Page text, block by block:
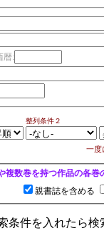
暦:
整列条件２
一度
複数巻を持つ作品の各
親書誌を含める
条件を入れたら